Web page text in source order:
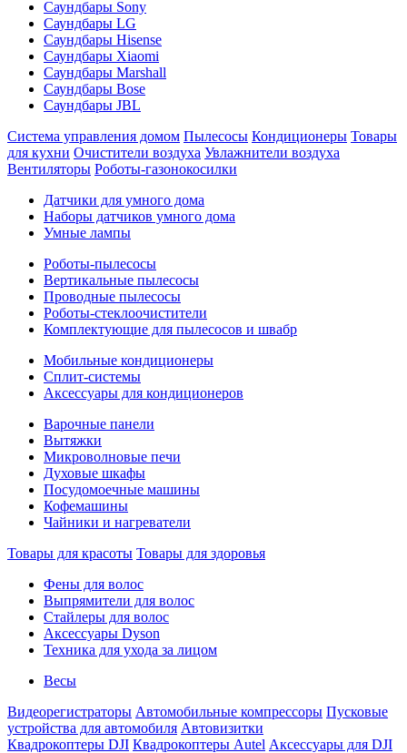
Саундбары Sony
Саундбары LG
Саундбары Hisense
Саундбары Xiaomi
Саундбары Marshall
Саундбары Bose
Саундбары JBL
Система управления домом Пылесосы Кондиционеры Товары
для кухни Очистители воздуха Увлажнители воздуха
Вентиляторы Роботы-газонокосилки
Датчики для умного дома
Наборы датчиков умного дома
Умные лампы
Роботы-пылесосы
Вертикальные пылесосы
Проводные пылесосы
Роботы-стеклоочистители
Комплектующие для пылесосов и швабр
Мобильные кондиционеры
Сплит-системы
Аксессуары для кондиционеров
Варочные панели
Вытяжки
Микроволновые печи
Духовые шкафы
Посудомоечные машины
Кофемашины
Чайники и нагреватели
Товары для красоты Товары для здоровья
Фены для волос
Выпрямители для волос
Стайлеры для волос
Аксессуары Dyson
Техника для ухода за лицом
Весы
Видеорегистраторы Автомобильные компрессоры Пусковые
устройства для автомобиля Автовизитки
Квадрокоптеры DJI Квадрокоптеры Autel Аксессуары для DJI